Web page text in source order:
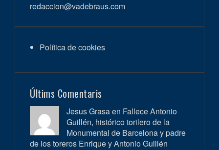
redaccion@vadebraus.com
Política de cookies
Últims Comentaris
Jesus Grasa en Fallece Antonio
Guillén, histórico torilero de la
Monumental de Barcelona y padre
de los toreros Enrique y Antonio Guillén